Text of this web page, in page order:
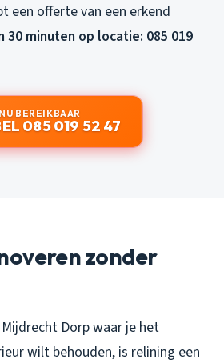
een offerte van een erkend
30 minuten op locatie: 085 019
NU BEREIKBAAR
085 019 52 47
zonder
Dorp waar je het
wilt behouden, is relining een